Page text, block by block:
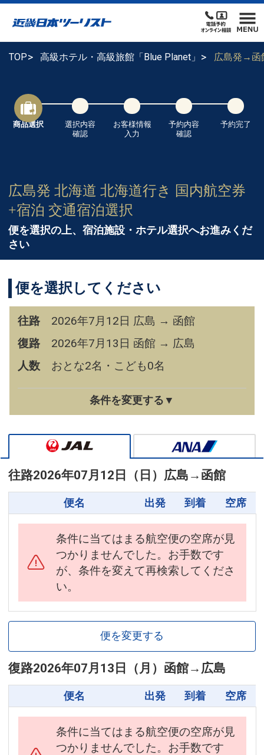
TOP 高級ホテル・高級旅館「Blue Planet」 広島発→函
商品選択
選択内容
確認
お客様情報
入力
予約内容
確認
予約完了
広島発 北海道 北海道行き 国内航空券
+宿泊 交通宿泊選択
便を選択の上、宿泊施設・ホテル選択へお進みくだ
さい
便を選択してください
往路
2026年7月12日 広島 → 函館
復路
2026年7月13日 函館 → 広島
人数
おとな2名・こども0名
条件を変更する▼
往路2026年07月12日（日） 広島 → 函館
便名 出発 到着 空席
条件に当てはまる航空便の空席が見
つかりませんでした。お手数です
が、条件を変えて再検索してくださ
い。
便を変更する
復路2026年07月13日（月） 函館→ 広島
便名 出発 到着 空席
条件に当てはまる航空便の空席が見
つかりませんでした。お手数です